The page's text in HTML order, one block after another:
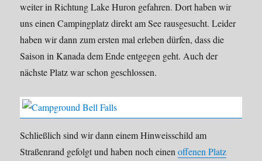
weiter in Richtung Lake Huron gefahren. Dort haben wir
uns einen Campingplatz direkt am See rausgesucht. Leider
haben wir dann zum ersten mal erleben dürfen, dass die
Saison in Kanada dem Ende entgegen geht. Auch der
nächste Platz war schon geschlossen.
Schließlich sind wir dann einem Hinweisschild am
Straßenrand gefolgt und haben noch einenoffenen Platz